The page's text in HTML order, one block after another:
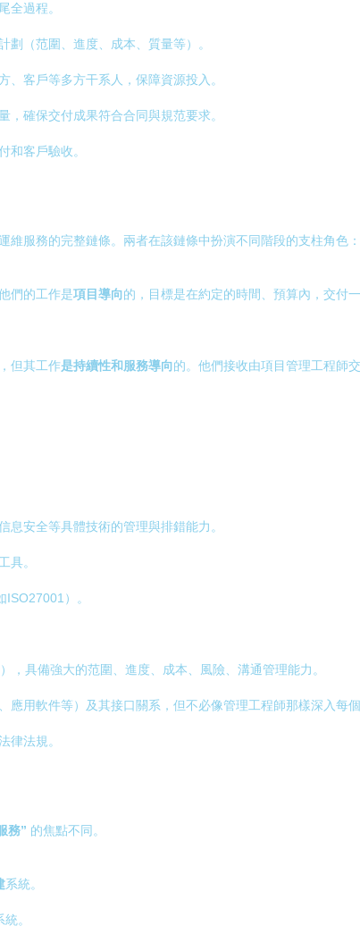
全過程。
劃（范圍、進度、成本、質量等）。
、客戶等多方干系人，保障資源投入。
，確保交付成果符合合同與規范要求。
和客戶驗收。
服務的完整鏈條。兩者在該鏈條中扮演不同階段的支柱角色：
們的工作是項目導向的，目標是在約定的時間、預算內，交付
，但其工作是持續性和服務導向的。他們接收由項目管理工程師
息安全等具體技術的管理與排錯能力。
具。
）。
，具備強大的范圍、進度、成本、風險、溝通管理能力。
應用軟件等）及其接口關系，但不必像管理工程師那樣深入每個
律法規。
務” 的焦點不同。
系統。
統。